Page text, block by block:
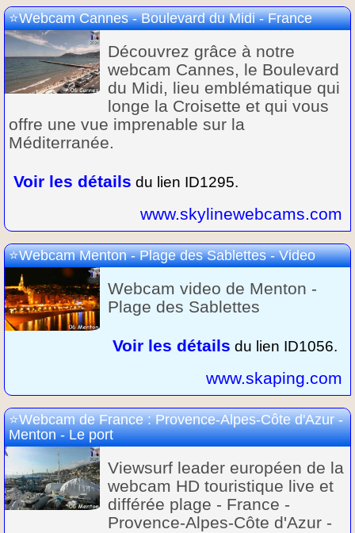
Webcam Cannes - Boulevard du Midi - France
Découvrez grâce à notre
webcam Cannes, le Boulevard
du Midi, lieu emblématique qui
longe la Croisette et qui vous
offre une vue imprenable sur la
Méditerranée.
Voir les détails du lien ID1295.
www.skylinewebcams.com
Webcam Menton - Plage des Sablettes - Video
Webcam video de Menton -
Plage des Sablettes
Voir les détails du lien ID1056.
www.skaping.com
Webcam de France : Provence-Alpes-Côte d'Azur -
Menton - Le port
Viewsurf leader européen de la
webcam HD touristique live et
différée plage - France -
Provence-Alpes-Côte d'Azur -